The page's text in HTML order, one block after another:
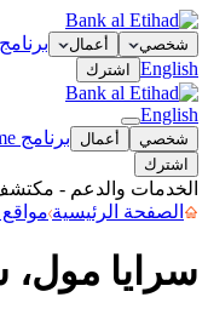
شخصي أعمال برنامج Prime
English
اشترك
English
شخصي أعمال برنامج Prime
اشترك
الخدمات والدعم -
الصفحة الرئيسية مواقع
سرايا